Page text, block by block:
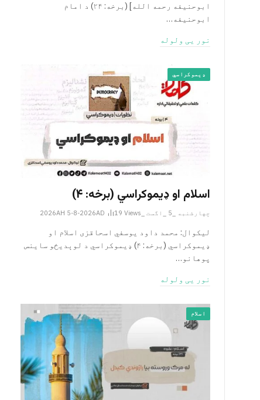
ابوحنیفه رحمه الله‎] (برخه: ۲۴) د امام
ابوحنيفه…
نور یی ولوله
ډیموکراسي
اسلام او ډیموکراسي (برخه: ۴)
چهارشنبه _5 _اگست _2026AH 5-8-2026AD 19 Views
لیکوال: محمد داود یوسفي اسحاقزی اسلام او
ډیموکراسي (برخه: ۴) ډیموکراسي د لوېدیځو ساینس
پوهانو…
نور یی ولوله
اسلام